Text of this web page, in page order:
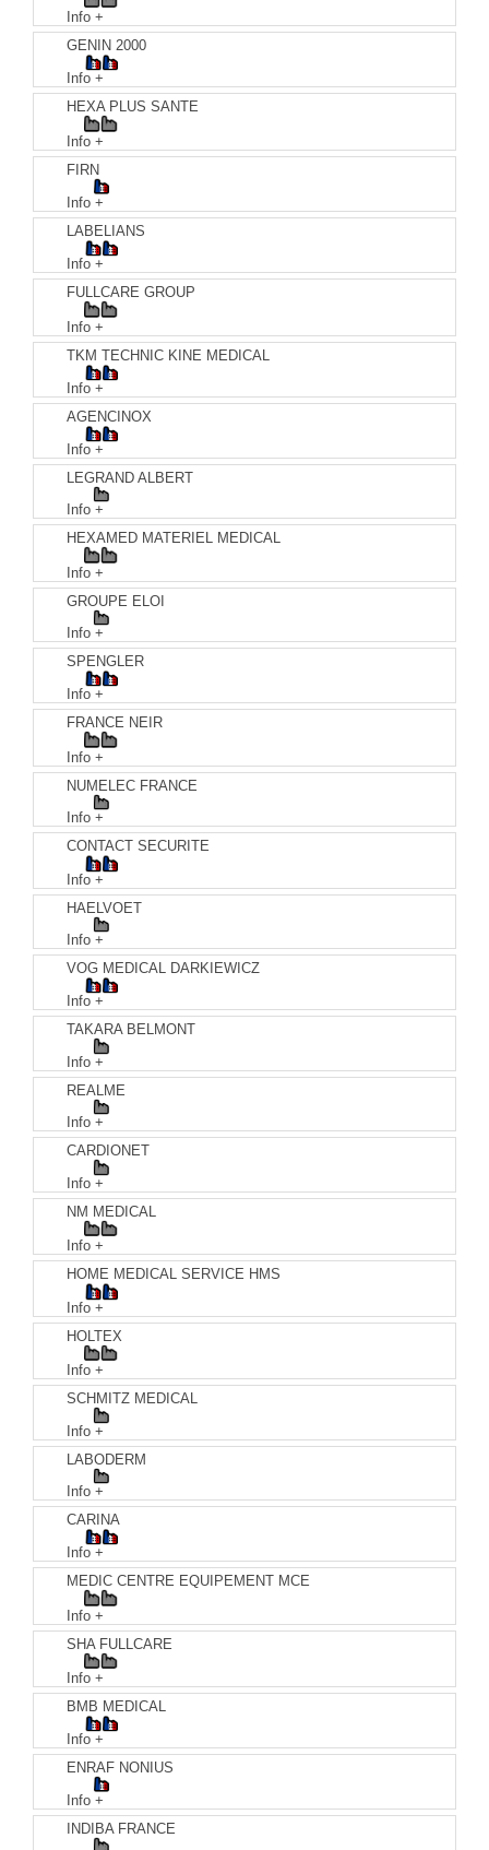
Info +
GENIN 2000
Info +
HEXA PLUS SANTE
Info +
FIRN
Info +
LABELIANS
Info +
FULLCARE GROUP
Info +
TKM TECHNIC KINE MEDICAL
Info +
AGENCINOX
Info +
LEGRAND ALBERT
Info +
HEXAMED MATERIEL MEDICAL
Info +
GROUPE ELOI
Info +
SPENGLER
Info +
FRANCE NEIR
Info +
NUMELEC FRANCE
Info +
CONTACT SECURITE
Info +
HAELVOET
Info +
VOG MEDICAL DARKIEWICZ
Info +
TAKARA BELMONT
Info +
REALME
Info +
CARDIONET
Info +
NM MEDICAL
Info +
HOME MEDICAL SERVICE HMS
Info +
HOLTEX
Info +
SCHMITZ MEDICAL
Info +
LABODERM
Info +
CARINA
Info +
MEDIC CENTRE EQUIPEMENT MCE
Info +
SHA FULLCARE
Info +
BMB MEDICAL
Info +
ENRAF NONIUS
Info +
INDIBA FRANCE